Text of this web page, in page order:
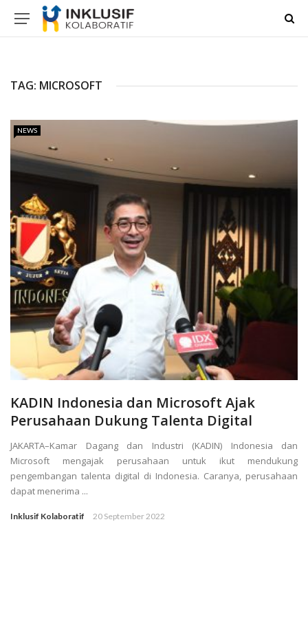
TAG: MICROSOFT
NEWS
KADIN Indonesia dan Microsoft Ajak
Perusahaan Dukung Talenta Digital
JAKARTA–Kamar Dagang dan Industri (KADIN) Indonesia dan
Microsoft mengajak perusahaan untuk ikut mendukung
pengembangan talenta digital di Indonesia. Caranya, perusahaan
dapat menerima ...
Inklusif Kolaboratif 20 September 2022